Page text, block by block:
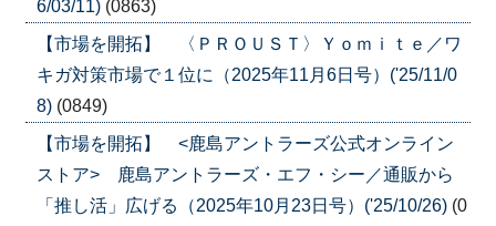
6/03/11) (0863)
【市場を開拓】 〈ＰＲＯＵＳＴ〉Ｙｏｍｉｔｅ／ワ
キガ対策市場で１位に（2025年11月6日号）('25/11/0
8) (0849)
【市場を開拓】 <鹿島アントラーズ公式オンライン
ストア> 鹿島アントラーズ・エフ・シー／通販から
「推し活」広げる（2025年10月23日号）('25/10/26) (0